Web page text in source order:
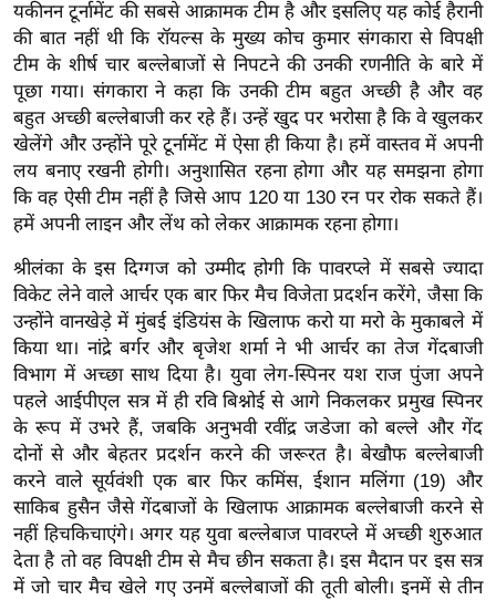
ऑ
टो
व
र्ल्ड
न्यू
ज
ब्री
फ
म
नो
रं
ज
न
ज
ग
त
बॉ
ली
वु
ड
यकीनन टूर्नामेंट की सबसे आक्रामक टीम है और इसलिए यह कोई हैरानी
की बात नहीं थी कि रॉयल्स के मुख्य कोच कुमार संगकारा से विपक्षी
टीम के शीर्ष चार बल्लेबाजों से निपटने की उनकी रणनीति के बारे में
पूछा गया। संगकारा ने कहा कि उनकी टीम बहुत अच्छी है और वह
बहुत अच्छी बल्लेबाजी कर रहे हैं। उन्हें खुद पर भरोसा है कि वे खुलकर
खेलेंगे और उन्होंने पूरे टूर्नामेंट में ऐसा ही किया है। हमें वास्तव में अपनी
लय बनाए रखनी होगी। अनुशासित रहना होगा और यह समझना होगा
कि वह ऐसी टीम नहीं है जिसे आप 120 या 130 रन पर रोक सकते हैं।
हमें अपनी लाइन और लेंथ को लेकर आक्रामक रहना होगा।
श्रीलंका के इस दिग्गज को उम्मीद होगी कि पावरप्ले में सबसे ज्यादा
विकेट लेने वाले आर्चर एक बार फिर मैच विजेता प्रदर्शन करेंगे, जैसा कि
उन्होंने वानखेड़े में मुंबई इंडियंस के खिलाफ करो या मरो के मुकाबले में
किया था। नांद्रे बर्गर और बृजेश शर्मा ने भी आर्चर का तेज गेंदबाजी
विभाग में अच्छा साथ दिया है। युवा लेग-स्पिनर यश राज पुंजा अपने
पहले आईपीएल सत्र में ही रवि बिश्नोई से आगे निकलकर प्रमुख स्पिनर
के रूप में उभरे हैं, जबकि अनुभवी रवींद्र जडेजा को बल्ले और गेंद
दोनों से और बेहतर प्रदर्शन करने की जरूरत है। बेखौफ बल्लेबाजी
करने वाले सूर्यवंशी एक बार फिर कमिंस, ईशान मलिंगा (19) और
साकिब हुसैन जैसे गेंदबाजों के खिलाफ आक्रामक बल्लेबाजी करने से
नहीं हिचकिचाएंगे। अगर यह युवा बल्लेबाज पावरप्ले में अच्छी शुरुआत
देता है तो वह विपक्षी टीम से मैच छीन सकता है। इस मैदान पर इस सत्र
में जो चार मैच खेले गए उनमें बल्लेबाजों की तूती बोली। इनमें से तीन